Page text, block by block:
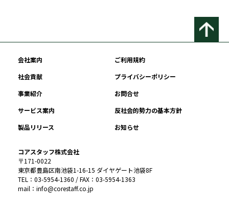
会社案内
ご利用規約
社会貢献
プライバシーポリシー
事業紹介
お問合せ
サービス案内
反社会的勢力の基本方針
製品リリース
お知らせ
コアスタッフ株式会社
〒171-0022
東京都豊島区南池袋1-16-15 ダイヤゲート池袋8F
TEL：03-5954-1360 / FAX：03-5954-1363
mail：info@corestaff.co.jp